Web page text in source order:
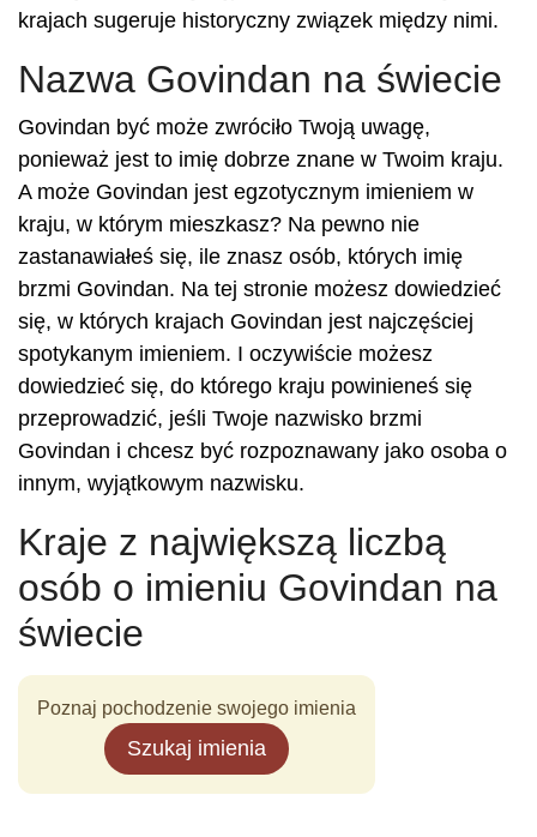
krajach sugeruje historyczny związek między nimi.
Nazwa Govindan na świecie
Govindan być może zwróciło Twoją uwagę,
ponieważ jest to imię dobrze znane w Twoim kraju.
A może Govindan jest egzotycznym imieniem w
kraju, w którym mieszkasz? Na pewno nie
zastanawiałeś się, ile znasz osób, których imię
brzmi Govindan. Na tej stronie możesz dowiedzieć
się, w których krajach Govindan jest najczęściej
spotykanym imieniem. I oczywiście możesz
dowiedzieć się, do którego kraju powinieneś się
przeprowadzić, jeśli Twoje nazwisko brzmi
Govindan i chcesz być rozpoznawany jako osoba o
innym, wyjątkowym nazwisku.
Kraje z największą liczbą
osób o imieniu Govindan na
świecie
Poznaj pochodzenie swojego imienia
Szukaj imienia